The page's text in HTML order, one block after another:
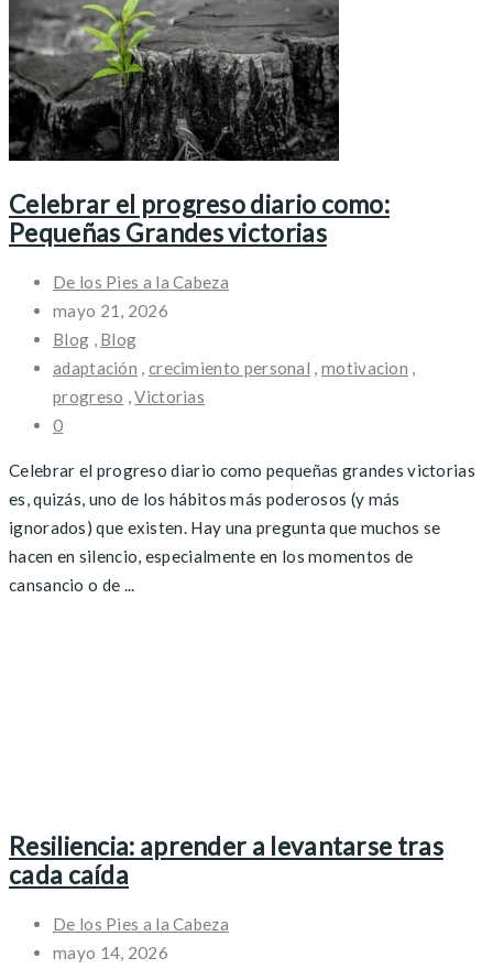
Celebrar el progreso diario como:
Pequeñas Grandes victorias
De los Pies a la Cabeza
mayo 21, 2026
Blog , Blog
adaptación , crecimiento personal , motivacion ,
progreso ,Victorias
0
Celebrar el progreso diario como pequeñas grandes victorias
es, quizás, uno de los hábitos más poderosos (y más
ignorados) que existen. Hay una pregunta que muchos se
hacen en silencio, especialmente en los momentos de
cansancio o de ...
Resiliencia: aprender a levantarse tras
cada caída
De los Pies a la Cabeza
mayo 14, 2026